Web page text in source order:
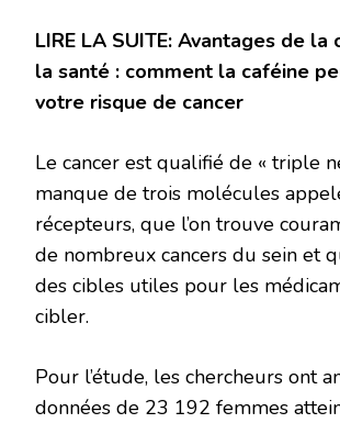
LIRE LA SUITE: Avantages de la
la santé : comment la caféine
votre risque de cancer
Le cancer est qualifié de « triple
manque de trois molécules
récepteurs, que l’on trouve
de nombreux cancers du sein et
des cibles utiles pour les
cibler.
Pour l’étude, les chercheurs ont
données de 23 192 femmes